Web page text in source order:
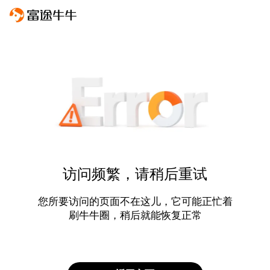
访问频繁，请稍后重试
您所要访问的页面不在这儿，它可能正忙着
刷牛牛圈，稍后就能恢复正常